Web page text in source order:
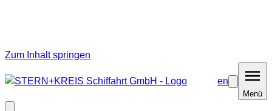
Zum Inhalt springen
en
MenüMenü